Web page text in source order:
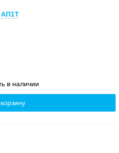
АП1Т
в наличии